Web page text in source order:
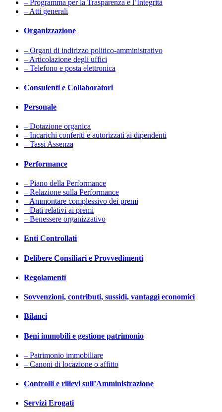
– Programma per la Trasparenza e l’Integrità
– Atti generali
Organizzazione
– Organi di indirizzo politico-amministrativo
– Articolazione degli uffici
– Telefono e posta elettronica
Consulenti e Collaboratori
Personale
– Dotazione organica
– Incarichi conferiti e autorizzati ai dipendenti
– Tassi Assenza
Performance
– Piano della Performance
– Relazione sulla Performance
– Ammontare complessivo dei premi
– Dati relativi ai premi
– Benessere organizzativo
Enti Controllati
Delibere Consiliari e Provvedimenti
Regolamenti
Sovvenzioni, contributi, sussidi, vantaggi economici
Bilanci
Beni immobili e gestione patrimonio
– Patrimonio immobiliare
– Canoni di locazione o affitto
Controlli e rilievi sull’Amministrazione
Servizi Erogati